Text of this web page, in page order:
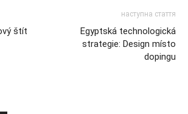
štít
наступна стаття
Egyptská technologická
strategie: Design místo
dopingu